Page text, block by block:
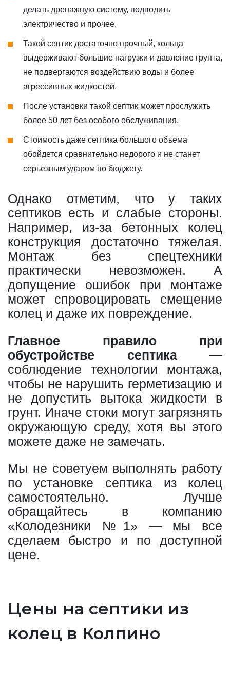
делать дренажную систему, подводить
электричество и прочее.
Такой септик достаточно прочный, кольца
выдерживают большие нагрузки и давление грунта,
не подвергаются воздействию воды и более
агрессивных жидкостей.
После установки такой септик может прослужить
более 50 лет без особого обслуживания.
Стоимость даже септика большого объема
обойдется сравнительно недорого и не станет
серьезным ударом по бюджету.
Однако отметим, что у таких
септиков есть и слабые стороны.
Например, из-за бетонных колец
конструкция достаточно тяжелая.
Монтаж без спецтехники
практически невозможен. А
допущение ошибок при монтаже
может спровоцировать смещение
колец и даже их повреждение.
Главное правило при
обустройстве септика—
соблюдение технологии монтажа,
чтобы не нарушить герметизацию и
не допустить вытока жидкости в
грунт. Иначе стоки могут загрязнять
окружающую среду, хотя вы этого
можете даже не замечать.
Мы не советуем выполнять работу
по установке септика из колец
самостоятельно. Лучше
обращайтесь в компанию
«Колодезники №1» — мы все
сделаем быстро и по доступной
цене.
Цены на септики из
колец в Колпино